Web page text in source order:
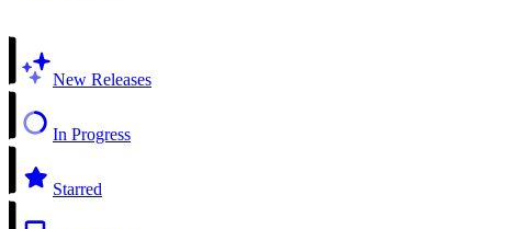
New Releases
In Progress
Starred